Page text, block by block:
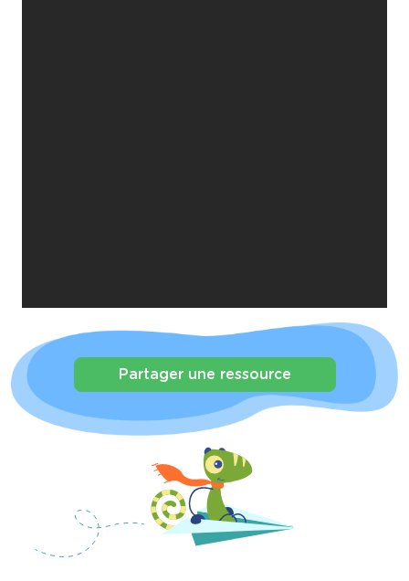
Partager une ressource